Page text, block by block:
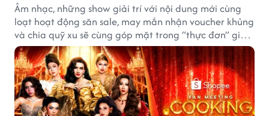
Âm nhạc, những show giải trí với nội dung mới cùng
loạt hoạt động săn sale, may mắn nhận voucher khủng
và chia quỹ xu sẽ cùng góp mặt trong “thực đơn” giải
trí cuối tuần trên Shopee, diễn ra liên tiếp vào ngày
7/8 và 8/8.